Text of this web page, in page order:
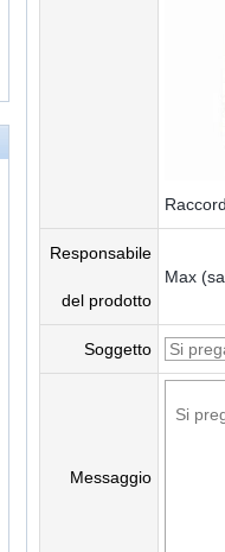
Responsabile
del prodotto
Max
Soggetto
Messaggio